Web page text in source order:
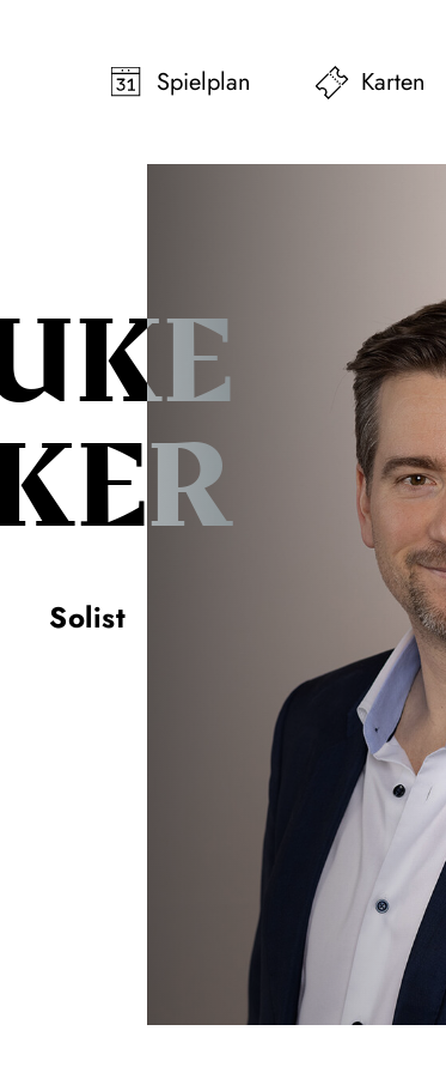
Spielplan
Karten
Solist